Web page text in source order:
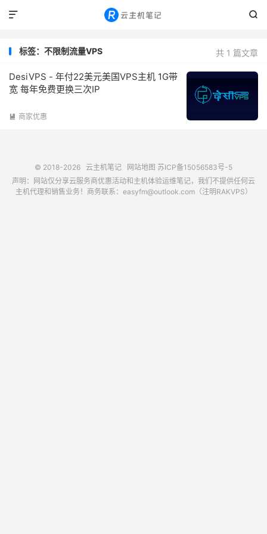


共 1 篇文章
标签：不限制流量VPS
DesiVPS - 年付22美元美国VPS主机 1G带
宽 每年免费更换三次IP
 商家优惠
© 2018-2026 云主机笔记 网站地图 苏ICP备15056583号-5
声明：网站仅分享云服务商优惠活动和主机体验运维笔记，我们不提供任何云
主机代理和销售业务！商务联系：easyfm@outlook.com（注明RAKVPS）